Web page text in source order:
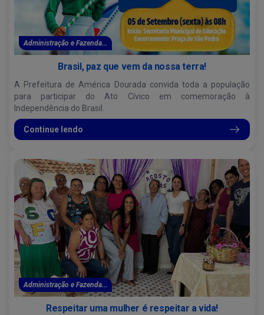
Administração e Fazenda...
Brasil, paz que vem da nossa terra!
A Prefeitura de América Dourada convida toda a população
para participar do Ato Cívico em comemoração à
Independência do Brasil.
Continue lendo
Administração e Fazenda...
Respeitar uma mulher é respeitar a vida!